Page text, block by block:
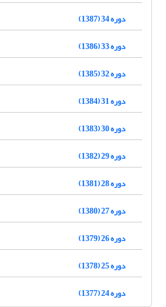
دوره 34 (1387)
دوره 33 (1386)
دوره 32 (1385)
دوره 31 (1384)
دوره 30 (1383)
دوره 29 (1382)
دوره 28 (1381)
دوره 27 (1380)
دوره 26 (1379)
دوره 25 (1378)
دوره 24 (1377)